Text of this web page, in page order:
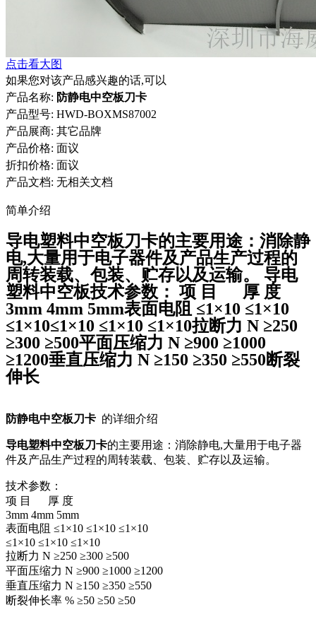
点击看大图
如果您对该产品感兴趣的话,可以
产品名称: 防静电中空板刀卡
产品型号: HWD-BOXMS87002
产品展商: 其它品牌
产品价格: 面议
折扣价格: 面议
产品文档: 无相关文档
简单介绍
导电塑料中空板刀卡的主要用途：消除静
电,大量用于电子器件及产品生产过程的
周转装载、包装、贮存以及运输。 导电
塑料中空板技术参数： 项 目 厚 度
3mm 4mm 5mm表面电阻 ≤1×10 ≤1×10
≤1×10≤1×10 ≤1×10 ≤1×10拉断力 N ≥250
≥300 ≥500平面压缩力 N ≥900 ≥1000
≥1200垂直压缩力 N ≥150 ≥350 ≥550断裂
伸长
防静电中空板刀卡 的详细介绍
导电塑料中空板刀卡的主要用途：消除静电,大量用于电子器
件及产品生产过程的周转装载、包装、贮存以及运输。
技术参数：
项 目 厚 度
3mm 4mm 5mm
表面电阻 ≤1×10 ≤1×10 ≤1×10
≤1×10 ≤1×10 ≤1×10
拉断力 N ≥250 ≥300 ≥500
平面压缩力 N ≥900 ≥1000 ≥1200
垂直压缩力 N ≥150 ≥350 ≥550
断裂伸长率 % ≥50 ≥50 ≥50